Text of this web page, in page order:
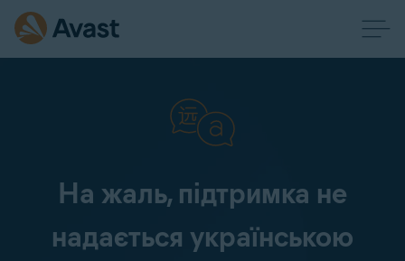
На жаль, підтримка не
надається українською